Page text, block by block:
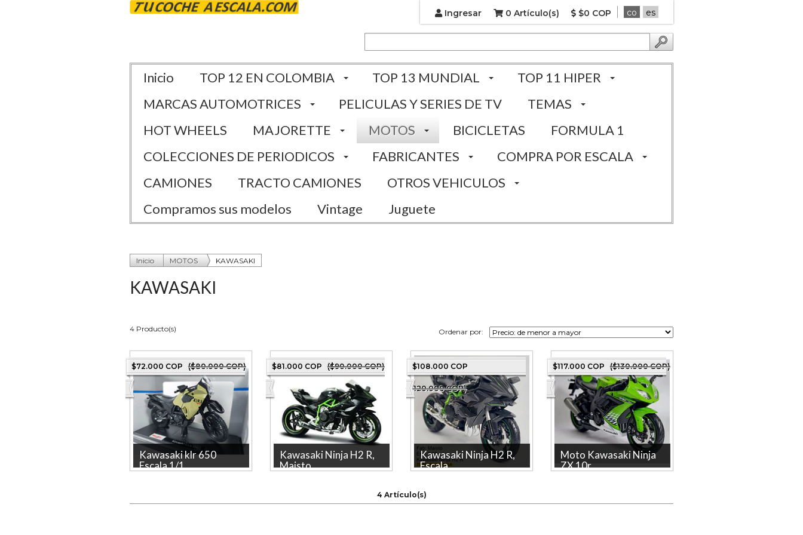
Ingresar 0 Artículo(s) $0 COP co es
Inicio TOP 12 EN COLOMBIA TOP 13 MUNDIAL
TOP 11 HIPER
MARCAS AUTOMOTRICES
PELICULAS Y SERIES DE TV
TEMAS
HOT WHEELS
MAJORETTE MOTOS BICICLETAS
FORMULA 1
COLECCIONES DE PERIODICOS
FABRICANTES
COMPRA POR ESCALA
CAMIONES
TRACTO CAMIONES
OTROS VEHICULOS
Compramos sus modelos
Vintage Juguete
Inicio MOTOS KAWASAKI
KAWASAKI
4 Producto(s) Ordenar por:
$72.000 COP ($80.000 COP)
Kawasaki klr 650
Escala 1/1...
$81.000 COP ($90.000 COP)
Kawasaki Ninja H2 R,
Maisto...
$108.000 COP
($120.000 COP)
Kawasaki Ninja H2 R,
Escala...
Marca: MAISTO La tienda
más grande en línea de
$117.000 COP ($130.000 COP)
Moto Kawasaki Ninja
ZX 10r,...
4 Artículo(s)